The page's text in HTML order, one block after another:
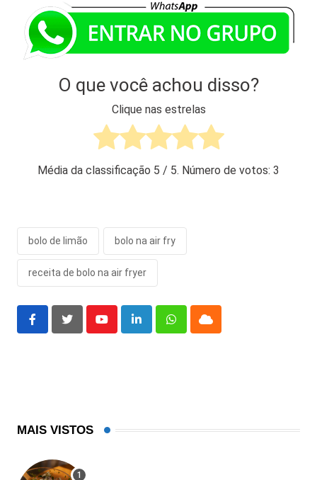
O que você achou disso?
Clique nas estrelas
Média da classificação 5 / 5. Número de votos: 3
bolo de limão bolo na air fry
receita de bolo na air fryer
YoutubeLinkedInWhatsappCloud
MAIS VISTOS